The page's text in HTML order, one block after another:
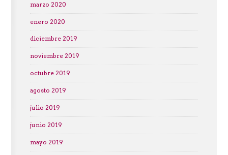
marzo 2020
enero 2020
diciembre 2019
noviembre 2019
octubre 2019
agosto 2019
julio 2019
junio 2019
mayo 2019